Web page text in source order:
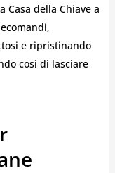
Casa della Chiave a
e ripristinando
così di lasciare